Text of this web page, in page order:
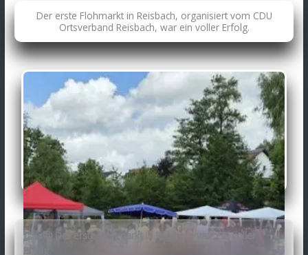
Der erste Flohmarkt in Reisbach, organisiert vom CDU
Ortsverband Reisbach, war ein voller Erfolg.
👏👍🤩 Der erste Flohmarkt in Reisbach war ein voller